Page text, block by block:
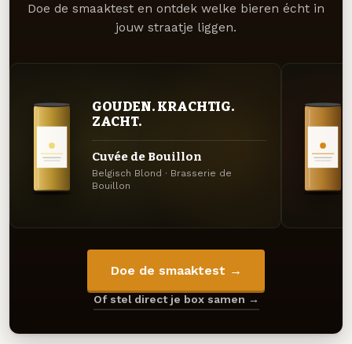
Doe de smaaktest en ontdek welke bieren écht in
jouw straatje liggen.
GOUDEN. KRACHTIG.
ZACHT.
Cuvée de Bouillon
Belgisch Blond · Brasserie de
Bouillon
Doe de smaaktest →
Of stel direct je box samen →